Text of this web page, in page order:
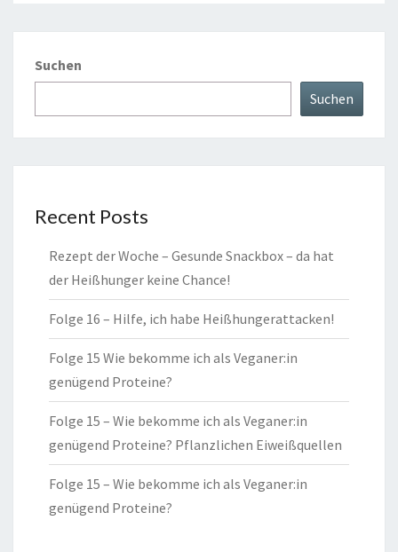
Suchen
Suchen
Recent Posts
Rezept der Woche – Gesunde Snackbox – da hat
der Heißhunger keine Chance!
Folge 16 – Hilfe, ich habe Heißhungerattacken!
Folge 15 Wie bekomme ich als Veganer:in
genügend Proteine?
Folge 15 – Wie bekomme ich als Veganer:in
genügend Proteine? Pflanzlichen Eiweißquellen
Folge 15 – Wie bekomme ich als Veganer:in
genügend Proteine?